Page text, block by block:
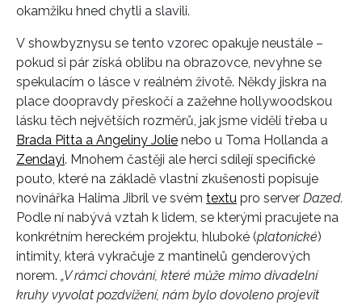
okamžiku hned chytli a slavili.
V showbyznysu se tento vzorec opakuje neustále –
pokud si pár získá oblibu na obrazovce, nevyhne se
spekulacím o lásce v reálném životě. Někdy jiskra na
place doopravdy přeskočí a zažehne hollywoodskou
lásku těch největších rozměrů, jak jsme viděli třeba u
Brada Pitta a Angeliny Jolie nebo u Toma Hollanda a
Zendayi. Mnohem častěji ale herci sdílejí specifické
pouto, které na základě vlastní zkušenosti popisuje
novinářka Halima Jibril ve svém textu pro server Dazed.
Podle ní nabývá vztah k lidem, se kterými pracujete na
konkrétním hereckém projektu, hluboké (platonické)
intimity, která vykračuje z mantinelů genderových
norem. „V rámci chování, které může mimo divadelní
kruhy vyvolat pozdvižení, nám bylo dovoleno projevit